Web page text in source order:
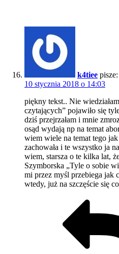
k4tiee pisze:
10 stycznia 2018 o 14:03
piękny tekst.. Nie
czytających” pojawiło się
dziś przejrzałam i mnie
osąd wydają np na temat
wiem wiele na temat tego
zachowała i te wszystko ja
wiem, starsza o te kilka lat,
Szymborska „Tyle o sobie
mi przez myśl przebiega jak
wtedy, już na szczęście się